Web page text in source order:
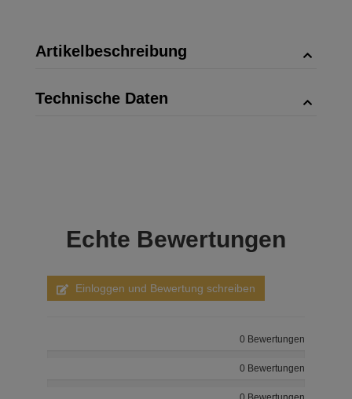
Artikelbeschreibung
Technische Daten
Echte Bewertungen
Einloggen und Bewertung schreiben
0 Bewertungen
0 Bewertungen